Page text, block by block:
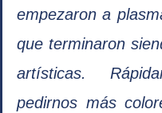
empezaron a
que terminaron
artísticas.
pedirnos más